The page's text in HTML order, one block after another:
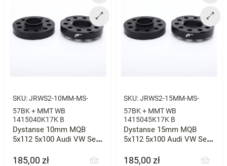
SKU:JRWS2-10MM-MS-
57BK + MMT WB
1415040K17K B
Dystanse 10mm MQB
5x112 5x100 Audi VW Seat
Cena
185,00 zł
SKU:JRWS2-15MM-MS-
57BK + MMT WB
1415045K17K B
Dystanse 15mm MQB
5x112 5x100 Audi VW Seat
Cena
185,00 zł